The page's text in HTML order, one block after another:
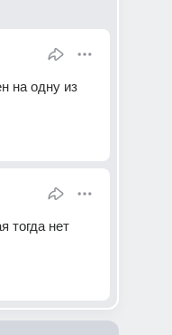
на одну из
тогда нет